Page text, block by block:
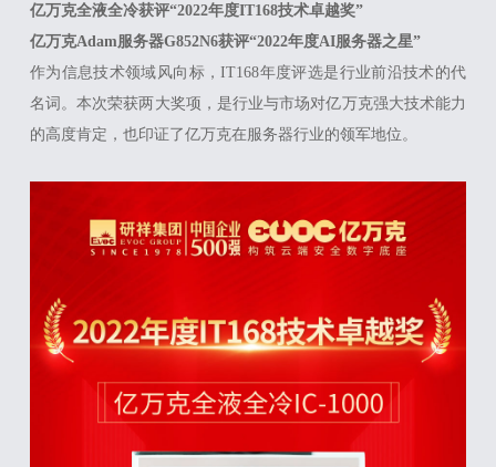
亿万克全液全冷获评“2022年度IT168技术卓越奖”
亿万克Adam服务器G852N6获评“2022年度AI服务器之星”
作为信息技术领域风向标，IT168年度评选是行业前沿技术的代
名词。本次荣获两大奖项，是行业与市场对亿万克强大技术能力
的高度肯定，也印证了亿万克在服务器行业的领军地位。